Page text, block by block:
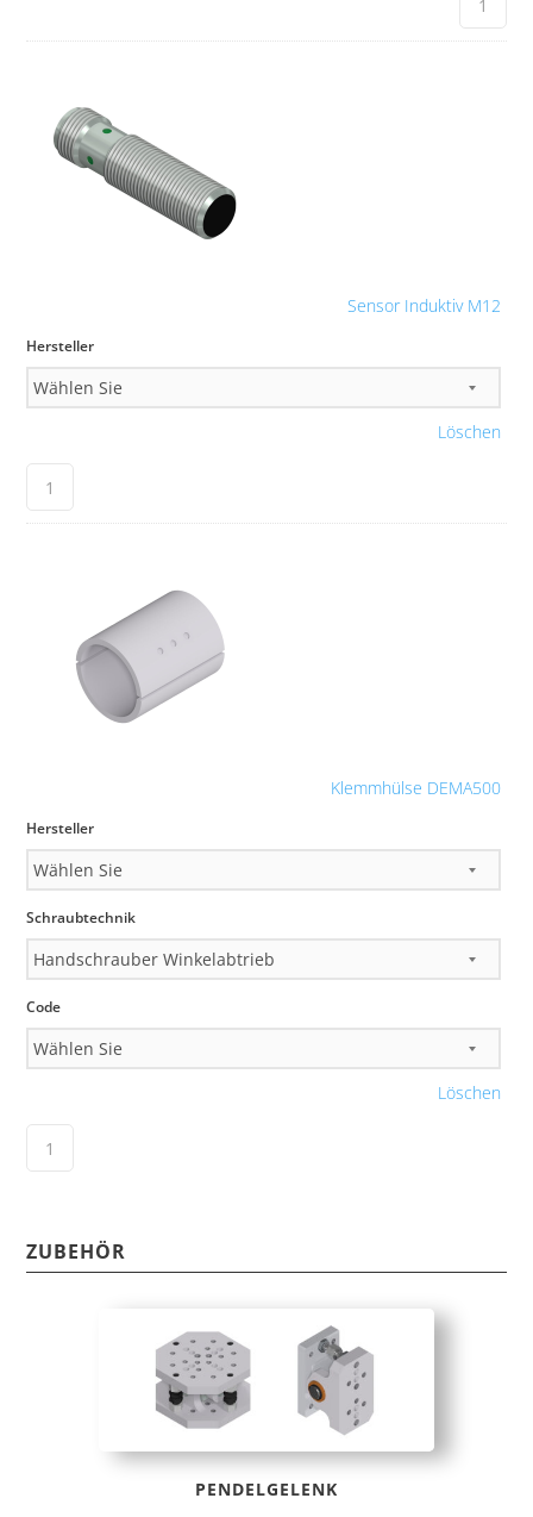
Sensor Induktiv M12
Hersteller
Löschen
Klemmhülse DEMA500
Hersteller
Schraubtechnik
Code
Löschen
ZUBEHÖR
PENDELGELENK